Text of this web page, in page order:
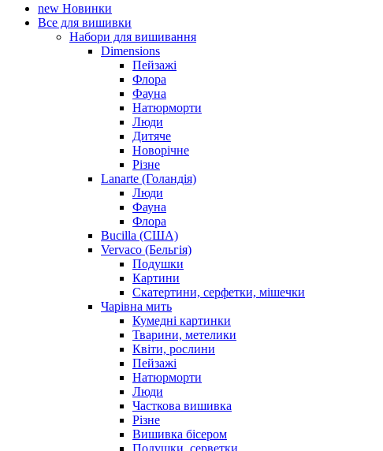
new Новинки
Все для вишивки
Набори для вишивання
Dimensions
Пейзажі
Флора
Фауна
Натюрморти
Люди
Дитяче
Новорічне
Різне
Lanarte (Голандія)
Люди
Фауна
Флора
Bucilla (США)
Vervaco (Бельгія)
Подушки
Картини
Скатертини, серфетки, мішечки
Чарiвна мить
Кумедні картинки
Тварини, метелики
Квіти, рослини
Пейзажі
Натюрморти
Люди
Часткова вишивка
Різне
Вишивка бісером
Подушки, серветки